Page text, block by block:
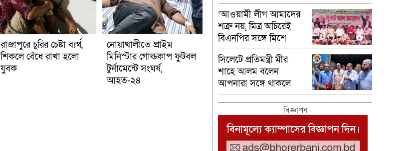
রাজাপুরে চুরির চেষ্টা ব্যর্থ,
শিকলে বেঁধে রাখা হলো
যুবক
নোয়াখালীতে প্রাইম
মিনিস্টার গোল্ডকাপ ফুটবল
টুর্নামেন্টে সংঘর্ষ,
আহত-২৪
‘আওয়ামী লীগ আমাদের
শত্রু নয়, মিত্র অচিরেই
বিএনপির সঙ্গে মিশে
যাবে’—দিরাইয়ে এমপি
নাছির চৌধুরী।
সিলেটে প্রতিমন্ত্রী মীর
শাহে আলম বলেন
আপনারা সঙ্গে থাকলে
অসম্ভবকেও সম্ভব করা
বিজ্ঞাপন